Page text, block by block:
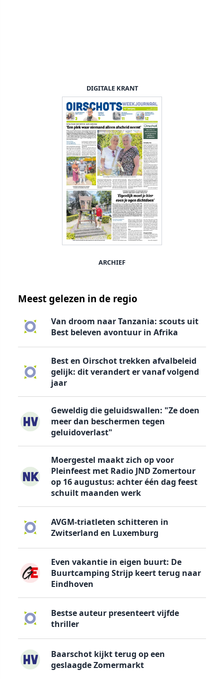
DIGITALE KRANT
ARCHIEF
Meest gelezen in de regio
Van droom naar Tanzania: scouts uit
Best beleven avontuur in Afrika
Best en Oirschot trekken afvalbeleid
gelijk: dit verandert er vanaf volgend
jaar
Geweldig die geluidswallen: "Ze doen
meer dan beschermen tegen
geluidoverlast"
Moergestel maakt zich op voor
Pleinfeest met Radio JND Zomertour
op 16 augustus: achter één dag feest
schuilt maanden werk
AVGM-triatleten schitteren in
Zwitserland en Luxemburg
Even vakantie in eigen buurt: De
Buurtcamping Strijp keert terug naar
Eindhoven
Bestse auteur presenteert vijfde
thriller
Baarschot kijkt terug op een
geslaagde Zomermarkt